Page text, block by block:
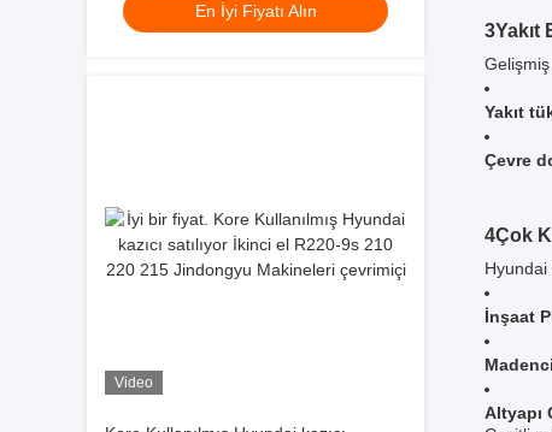
En İyi Fiyatı Alın
Video
3Yakıt
Yakıt
Çevre
4Çok
İnşaat
Altyapı